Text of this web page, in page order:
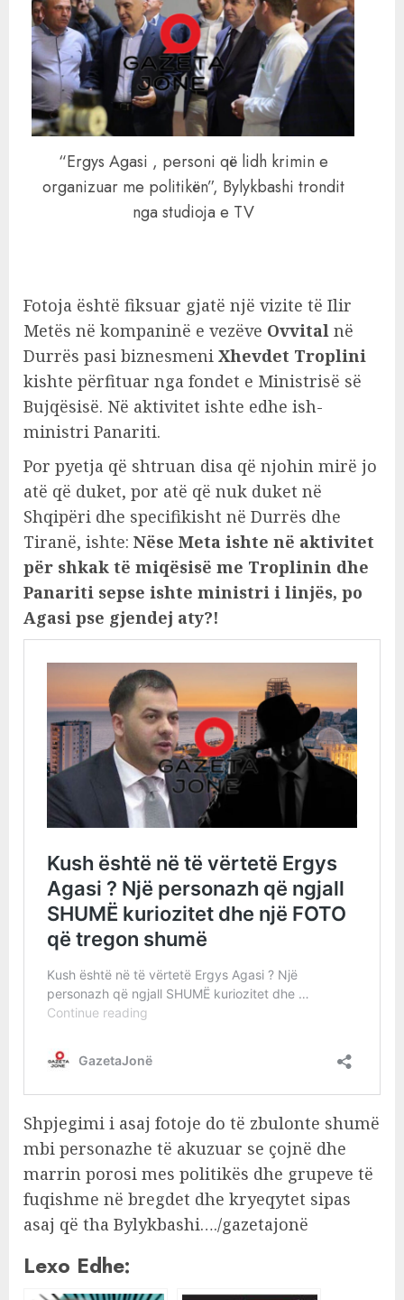
“Ergys Agasi , personi që lidh krimin e
organizuar me politikën”, Bylykbashi trondit
nga studioja e TV
Fotoja është fiksuar gjatë një vizite të Ilir
Metës në kompaninë e vezëve Ovvital në
Durrës pasi biznesmeni Xhevdet Troplini
kishte përfituar nga fondet e Ministrisë së
Bujqësisë. Në aktivitet ishte edhe ish-
ministri Panariti.
Por pyetja që shtruan disa që njohin mirë jo
atë që duket, por atë që nuk duket në
Shqipëri dhe specifikisht në Durrës dhe
Tiranë, ishte: Nëse Meta ishte në aktivitet
për shkak të miqësisë me Troplinin dhe
Panariti sepse ishte ministri i linjës, po
Agasi pse gjendej aty?!
Shpjegimi i asaj fotoje do të zbulonte shumë
mbi personazhe të akuzuar se çojnë dhe
marrin porosi mes politikës dhe grupeve të
fuqishme në bregdet dhe kryeqytet sipas
asaj që tha Bylykbashi…./gazetajonë
Lexo Edhe: